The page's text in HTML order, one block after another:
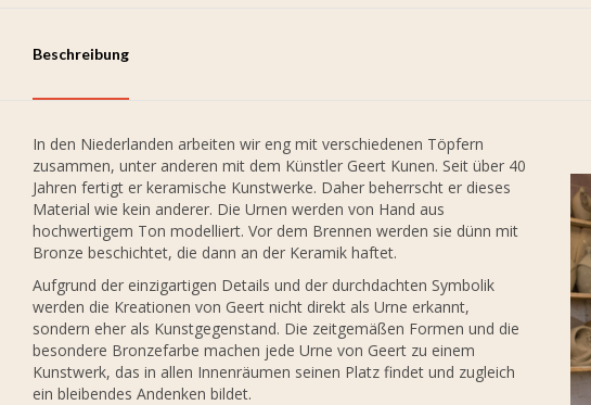
Beschreibung
In den Niederlanden arbeiten wir eng mit verschiedenen Töpfern
zusammen, unter anderen mit dem Künstler Geert Kunen. Seit über 40
Jahren fertigt er keramische Kunstwerke. Daher beherrscht er dieses
Material wie kein anderer. Die Urnen werden von Hand aus
hochwertigem Ton modelliert. Vor dem Brennen werden sie dünn mit
Bronze beschichtet, die dann an der Keramik haftet.
Aufgrund der einzigartigen Details und der durchdachten Symbolik
werden die Kreationen von Geert nicht direkt als Urne erkannt,
sondern eher als Kunstgegenstand. Die zeitgemäßen Formen und die
besondere Bronzefarbe machen jede Urne von Geert zu einem
Kunstwerk, das in allen Innenräumen seinen Platz findet und zugleich
ein bleibendes Andenken bildet.